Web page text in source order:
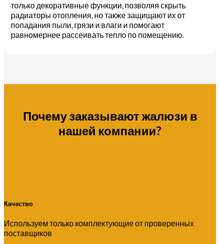
только декоративные функции, позволяя скрыть
радиаторы отопления, но также защищают их от
попадания пыли, грязи и влаги и помогают
равномернее рассеивать тепло по помещению.
Почему заказывают жалюзи в
нашей компании?
Качество
Используем только комплектующие от проверенных
поставщиков